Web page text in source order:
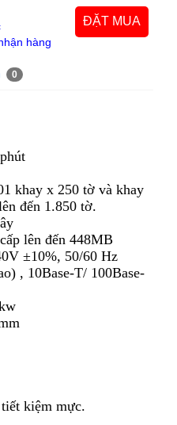
hàng
0
khay x 250 tờ và khay
đến 1.850 tờ.
lên đến 448MB
±10%, 50/60 Hz
, 10Base-T/ 100Base-
kiệm mực.